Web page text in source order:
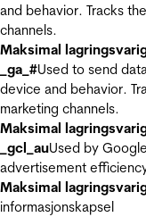
and behavior. Tracks
channels.
Maksimal
_ga_#Used to send
device and behavior.
marketing channels.
Maksimal
_gcl_auUsed by
advertisement
Maksimal
informasjonskapsel